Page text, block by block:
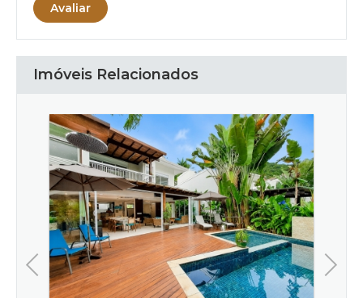
Avaliar
Imóveis Relacionados
Previous
Praia Cambury - Condomínio
Praia Camburi, São Sebastião -
R$2.500,00/por noite
Next